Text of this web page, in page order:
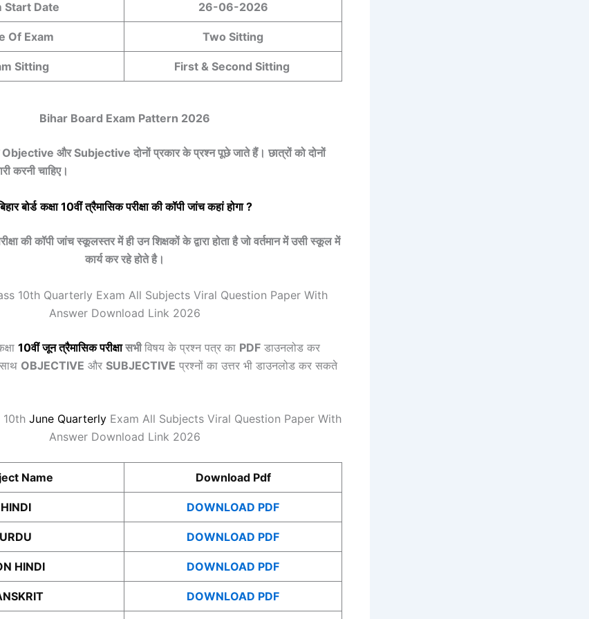
Start Date 26-06-2026
Of Exam Two Sitting
Sitting First & Second Sitting
Bihar Board Exam Pattern 2026
और Subjective दोनों प्रकार के प्रश्न पूछे जाते हैं। छात्रों को दोनों
करनी चाहिए।
बोर्ड कक्षा 10वींत्रैमासिकपरीक्षा की कॉपी जांच कहां होगा ?
की कॉपी जांच स्कूलस्तर में ही उन शिक्षकों के द्वारा होता है जो वर्तमान में उसी स्कूल में
कार्य कर रहे होते है।
10th Quarterly Exam All Subjects Viral Question Paper With
Answer Download Link 2026
10वींजूनत्रैमासिकपरीक्षा सभी विषय के प्रश्न पत्र का PDF डाउनलोड कर
OBJECTIVE और SUBJECTIVE प्रश्नों का उत्तर भी डाउनलोड कर सकते
10th June Quarterly Exam All Subjects Viral Question Paper With
Answer Download Link 2026
Name Download Pdf
HINDI DOWNLOAD PDF
URDU DOWNLOAD PDF
HINDI DOWNLOAD PDF
DOWNLOAD PDF